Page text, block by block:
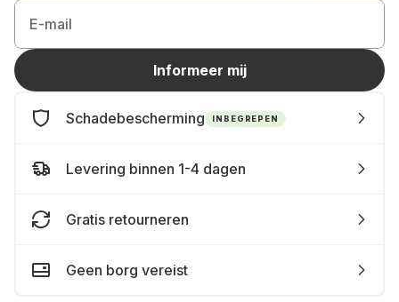
E-mail
Informeer mij
Schadebescherming INBEGREPEN
Levering binnen 1-4 dagen
Gratis retourneren
Geen borg vereist